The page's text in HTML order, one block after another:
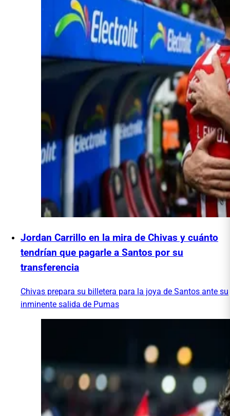
Jordan Carrillo en la mira de Chivas y cuánto
tendrían que pagarle a Santos por su
transferencia
Chivas prepara su billetera para la joya de Santos ante su
inminente salida de Pumas